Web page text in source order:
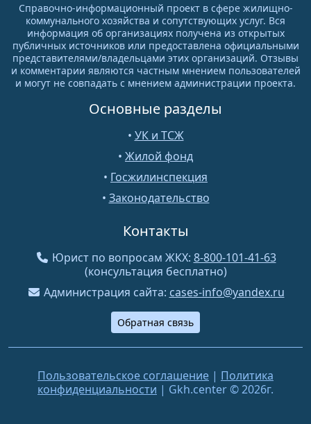
Справочно-информационный проект в сфере жилищно-
коммунального хозяйства и сопутствующих услуг. Вся
информация об организациях получена из открытых
публичных источников или предоставлена официальными
представителями/владельцами этих организаций. Отзывы
и комментарии являются частным мнением пользователей
и могут не совпадать с мнением администрации проекта.
Основные разделы
• УК и ТСЖ
• Жилой фонд
• Госжилинспекция
• Законодательство
Контакты
Юрист по вопросам ЖКХ: 8-800-101-41-63
(консультация бесплатно)
Администрация сайта: cases-info@yandex.ru
Обратная связь
Пользовательское соглашение | Политика
конфиденциальности | Gkh.center © 2026г.